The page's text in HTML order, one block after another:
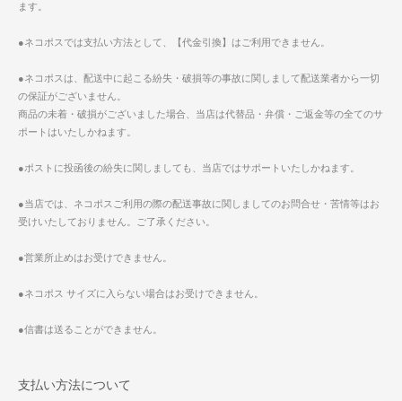
ます。
●ネコポスでは支払い方法として、【代金引換】はご利用できません。
●ネコポスは、配送中に起こる紛失・破損等の事故に関しまして配送業者から一切
の保証がございません。
商品の未着・破損がございました場合、当店は代替品・弁償・ご返金等の全てのサ
ポートはいたしかねます。
●ポストに投函後の紛失に関しましても、当店ではサポートいたしかねます。
●当店では、ネコポスご利用の際の配送事故に関しましてのお問合せ・苦情等はお
受けいたしておりません。ご了承ください。
●営業所止めはお受けできません。
●ネコポス サイズに入らない場合はお受けできません。
●信書は送ることができません。
支払い方法について